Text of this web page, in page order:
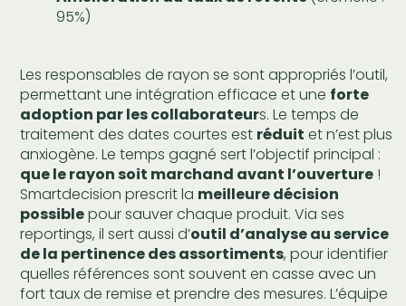
95%)
Les responsables de rayon se sont appropriés l’outil,
permettant une intégration efficace et une forte
adoption par les collaborateurs. Le temps de
traitement des dates courtes est réduit et n’est plus
anxiogène. Le temps gagné sert l’objectif principal :
que le rayon soit marchand avant l’ouverture !
Smartdecision prescrit la meilleure décision
possiblepour sauver chaque produit. Via ses
reportings, il sert aussi d’outil d’analyse au service
de la pertinence des assortiments, pour identifier
quelles références sont souvent en casse avec un
fort taux de remise et prendre des mesures. L’équipe